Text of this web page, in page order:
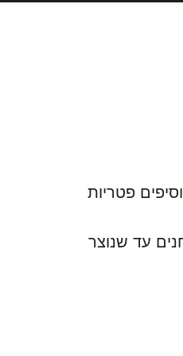
את השאלוט במשך 5 דקות. מוסיפים פטריות
50 גרם חמאה וטוחנים עד שנוצר